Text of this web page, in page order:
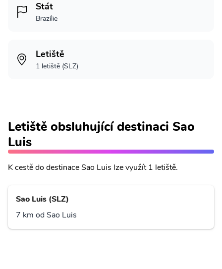
Stát
Brazílie
Letiště
1 letiště (SLZ)
Letiště obsluhující destinaci Sao
Luis
K cestě do destinace Sao Luis lze využít 1 letiště.
Sao Luis (SLZ)
7 km od Sao Luis